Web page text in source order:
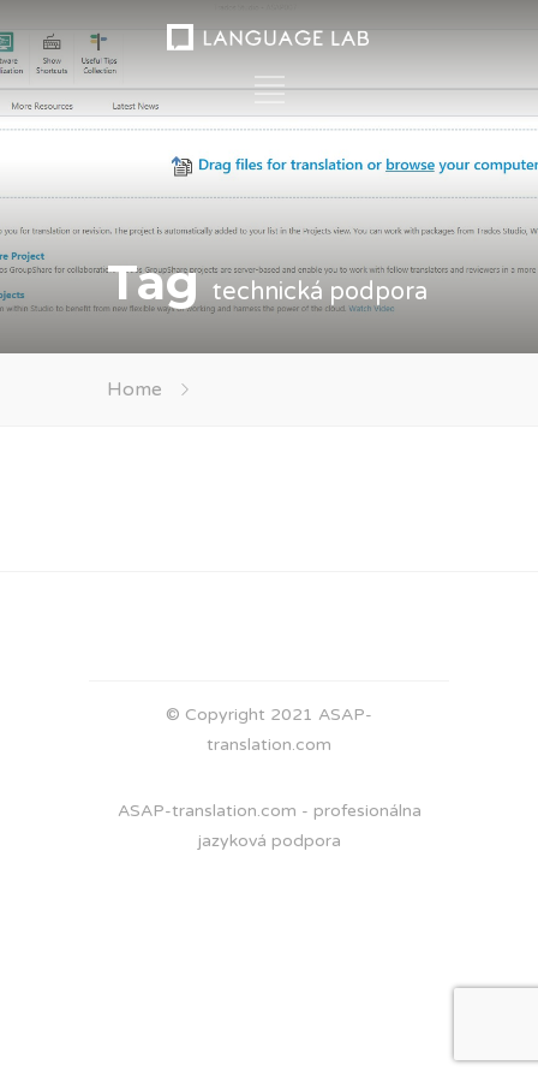
Tagtechnická podpora
Home
© Copyright 2021 ASAP-
translation.com
ASAP-translation.com - profesionálna
jazyková podpora